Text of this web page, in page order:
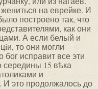
на еврейке. И
построено так, что
как они
А если белый и
то они могли
бог исправит все эти
середины 15 вѣка
и
это продолжалось до